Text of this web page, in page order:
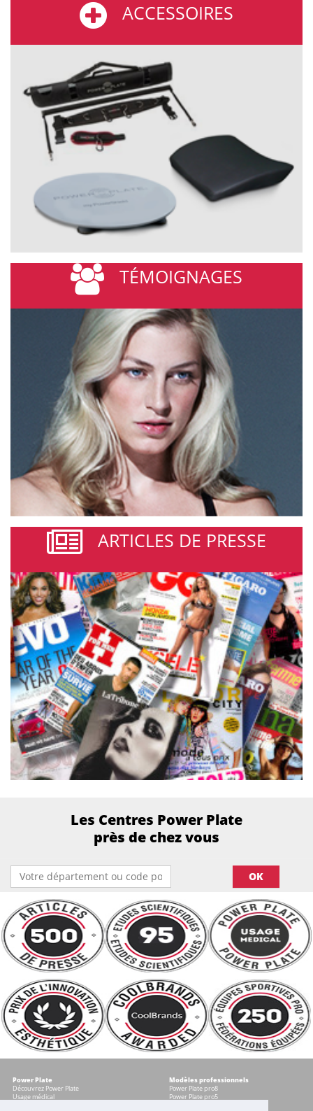
ACCESSOIRES
TÉMOIGNAGES
ARTICLES DE PRESSE
Les Centres Power Plate
près de chez vous
OK
Power Plate
Découvrez Power Plate
Usage médical
Modèles professionnels
Power Plate pro8
Power Plate pro5